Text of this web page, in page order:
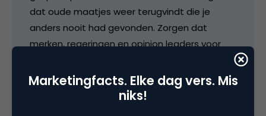
dat oude maatjes weer terugvindt die je
anders nooit had gevonden. Zorgen dat
merken, regeringen en opinion leaders voor
aangesproken en omgekeerd. Social Media
zorgen dat talent naar boven komt. Dat
Marketingfacts. Elke dag vers. Mis
niks!